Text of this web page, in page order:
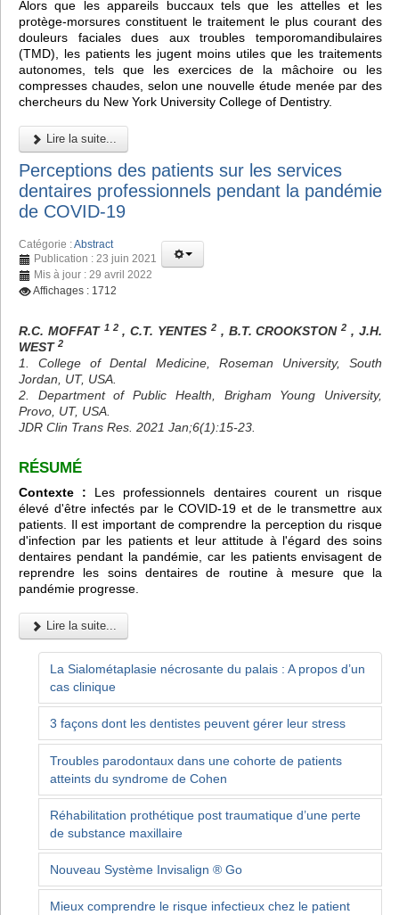
Alors que les appareils buccaux tels que les attelles et les
protège-morsures constituent le traitement le plus courant des
douleurs faciales dues aux troubles temporomandibulaires
(TMD), les patients les jugent moins utiles que les traitements
autonomes, tels que les exercices de la mâchoire ou les
compresses chaudes, selon une nouvelle étude menée par des
chercheurs du New York University College of Dentistry.
Lire la suite...
Perceptions des patients sur les services
dentaires professionnels pendant la pandémie
de COVID-19
Catégorie :Abstract
Publication : 23 juin 2021
Mis à jour : 29 avril 2022
Affichages : 1712
R.C. MOFFAT 1 2, C.T. YENTES 2, B.T. CROOKSTON2 , J.H.
WEST 2
1. College of Dental Medicine, Roseman University, South
Jordan, UT, USA.
2. Department of Public Health, Brigham Young University,
Provo, UT, USA.
JDR Clin Trans Res. 2021 Jan;6(1):15-23.
RÉSUMÉ
Contexte : Les professionnels dentaires courent un risque
élevé d'être infectés par le COVID-19 et de le transmettre aux
patients. Il est important de comprendre la perception du risque
d'infection par les patients et leur attitude à l'égard des soins
dentaires pendant la pandémie, car les patients envisagent de
reprendre les soins dentaires de routine à mesure que la
pandémie progresse.
Lire la suite...
La Sialométaplasie nécrosante du palais : A propos d’un
cas clinique
3 façons dont les dentistes peuvent gérer leur stress
Troubles parodontaux dans une cohorte de patients
atteints du syndrome de Cohen
Réhabilitation prothétique post traumatique d’une perte
de substance maxillaire
Nouveau Système Invisalign ® Go
Mieux comprendre le risque infectieux chez le patient